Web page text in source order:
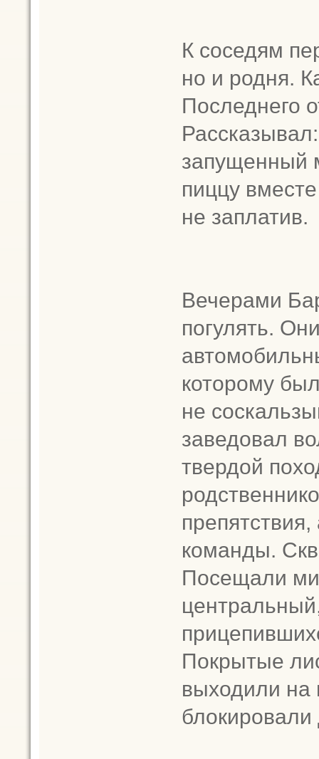
К соседям
но и родня.
Последнего
запущенный
пиццу
не заплатив.
Вечерами
погулять.
которому
не
заведовал
твердой
команды.
Посещали
Покрытые
выходили на